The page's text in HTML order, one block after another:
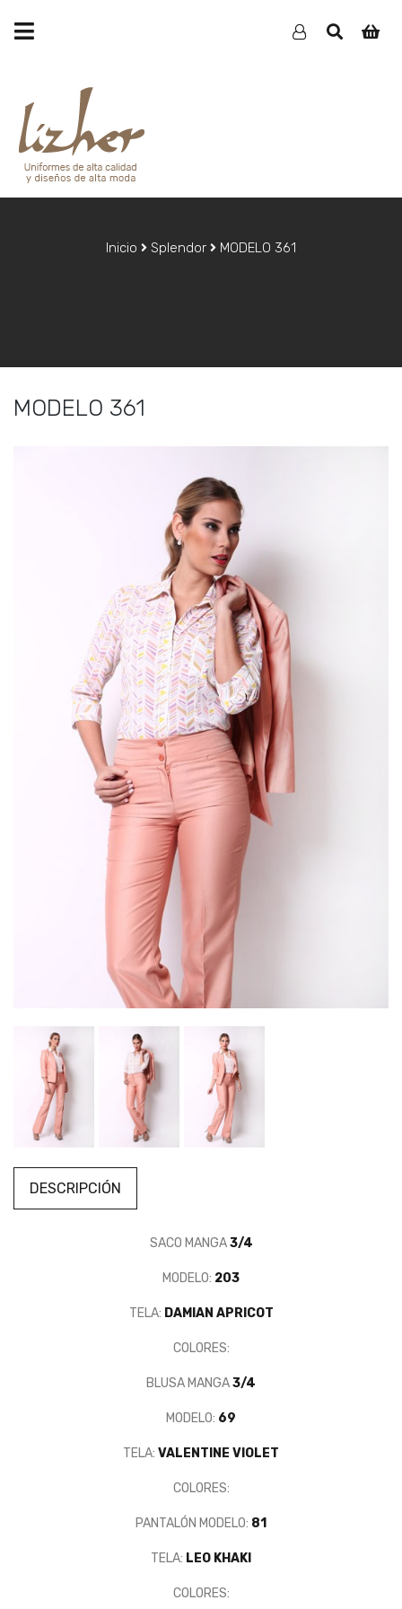
Inicio Splendor MODELO 361
MODELO 361
DESCRIPCIÓN
SACO MANGA3/4
MODELO: 203
TELA: DAMIAN APRICOT
COLORES:
BLUSA MANGA3/4
MODELO: 69
TELA: VALENTINE VIOLET
COLORES:
PANTALÓN MODELO: 81
TELA: LEO KHAKI
COLORES: